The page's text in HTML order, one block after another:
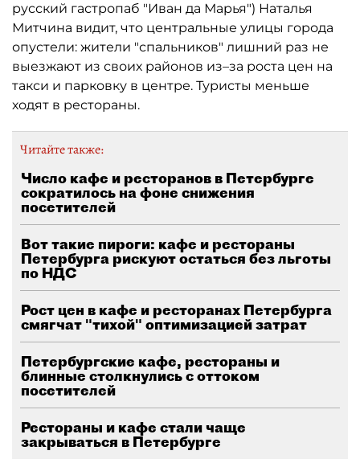
русский гастропаб "Иван да Марья") Наталья
Митчина видит, что центральные улицы города
опустели: жители "спальников" лишний раз не
выезжают из своих районов из–за роста цен на
такси и парковку в центре. Туристы меньше
ходят в рестораны.
Читайте также:
Число кафе и ресторанов в Петербурге
сократилось на фоне снижения
посетителей
Вот такие пироги: кафе и рестораны
Петербурга рискуют остаться без льготы
по НДС
Рост цен в кафе и ресторанах Петербурга
смягчат "тихой" оптимизацией затрат
Петербургские кафе, рестораны и
блинные столкнулись с оттоком
посетителей
Рестораны и кафе стали чаще
закрываться в Петербурге